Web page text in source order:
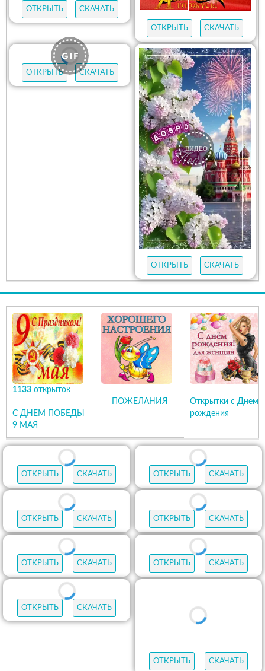
ОТКРЫТЬ СКАЧАТЬ
ОТКРЫТЬ СКАЧАТЬ
ОТКРЫТЬ СКАЧАТЬ
1133 открыток
С ДНЕМ ПОБЕДЫ
9 МАЯ
ПОЖЕЛАНИЯ
Открытки с Днем
рождения